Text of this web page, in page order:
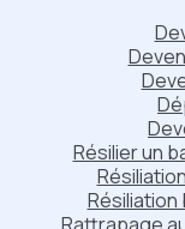
Résilier un
Résiliation
Rattrapage